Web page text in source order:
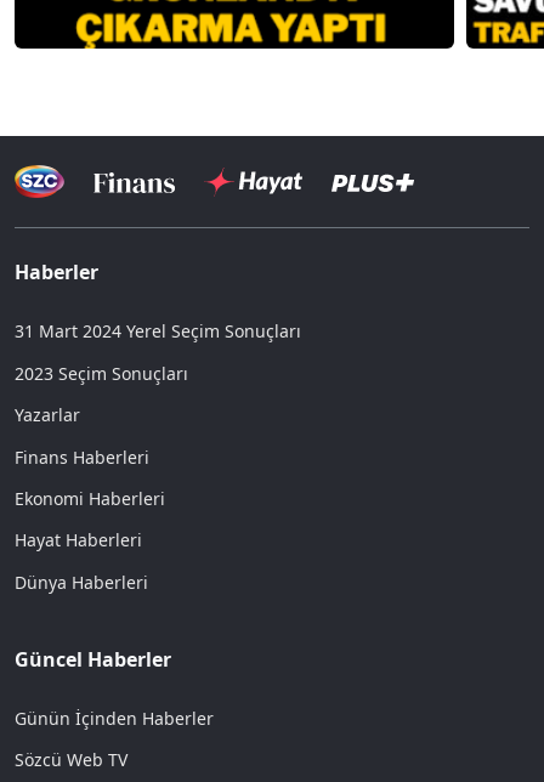
Haberler
31 Mart 2024 Yerel Seçim Sonuçları
2023 Seçim Sonuçları
Yazarlar
Finans Haberleri
Ekonomi Haberleri
Hayat Haberleri
Dünya Haberleri
Güncel Haberler
Günün İçinden Haberler
Sözcü Web TV